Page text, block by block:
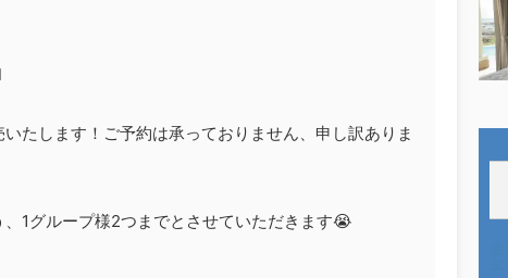
たします！ご予約は承っておりません、申し訳ありま
1グループ様2つまでとさせていただきます😭